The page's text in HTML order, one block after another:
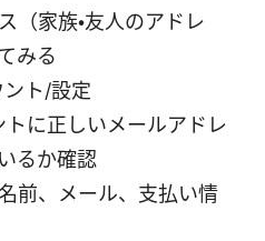
（家族・友人のアドレ
みる
ト/設定
に正しいメールアドレ
るか確認
前、メール、支払い情